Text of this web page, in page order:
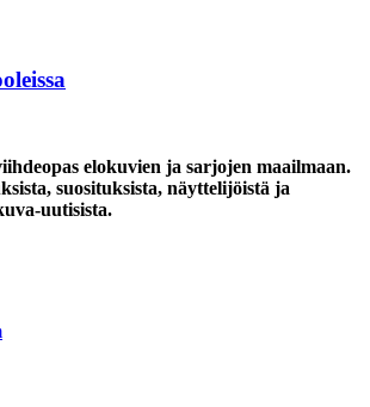
elokuvien ja sarjojen maailmaan.
suosituksista, näyttelijöistä ja
uutisista.